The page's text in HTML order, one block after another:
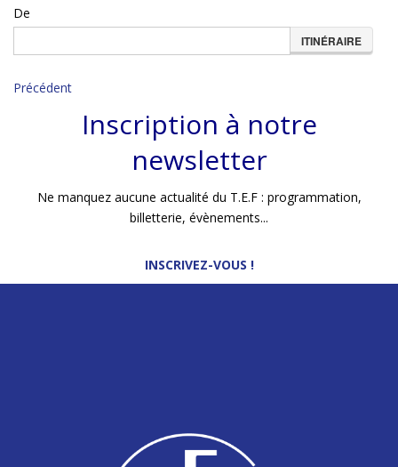
De
ITINÉRAIRE
Précédent
Inscription à notre
newsletter
Ne manquez aucune actualité du T.E.F : programmation,
billetterie, évènements...
INSCRIVEZ-VOUS !